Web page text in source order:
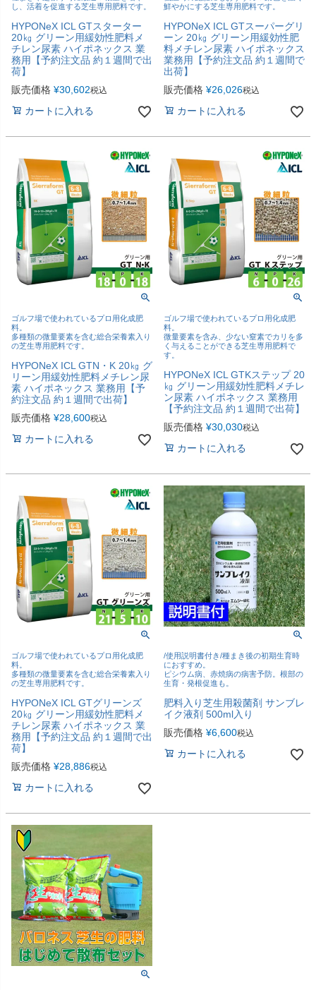
し、活着を促進する芝生専用肥料です。
HYPONeX ICL GTスターター
20㎏ グリーン用緩効性肥料メ
チレン尿素 ハイポネックス 業
務用【予約注文品 約１週間で出
荷】
販売価格 ¥30,602税込
カートに入れる
鮮やかにする芝生専用肥料です。
HYPONeX ICL GTスーパーグリ
ーン 20㎏ グリーン用緩効性肥
料メチレン尿素 ハイポネックス
業務用【予約注文品 約１週間で
出荷】
販売価格 ¥26,026税込
カートに入れる
ゴルフ場で使われているプロ用化成肥
料。
多種類の微量要素を含む総合栄養素入り
の芝生専用肥料です。
HYPONeX ICL GTN・K 20㎏ グ
リーン用緩効性肥料メチレン尿
素 ハイポネックス 業務用【予
約注文品 約１週間で出荷】
販売価格 ¥28,600税込
カートに入れる
ゴルフ場で使われているプロ用化成肥
料。
微量要素を含み、少ない窒素でカリを多
く与えることができる芝生専用肥料で
す。
HYPONeX ICL GTKステップ 20
㎏ グリーン用緩効性肥料メチレ
ン尿素 ハイポネックス 業務用
【予約注文品 約１週間で出荷】
販売価格 ¥30,030税込
カートに入れる
ゴルフ場で使われているプロ用化成肥
料。
多種類の微量要素を含む総合栄養素入り
の芝生専用肥料です。
HYPONeX ICL GTグリーンズ
20㎏ グリーン用緩効性肥料メ
チレン尿素 ハイポネックス 業
務用【予約注文品 約１週間で出
荷】
販売価格 ¥28,886税込
カートに入れる
/使用説明書付き/種まき後の初期生育時
におすすめ。
ピシウム病、赤焼病の病害予防。根部の
生育・発根促進も。
肥料入り芝生用殺菌剤 サンブレ
イク液剤 500ml入り
販売価格 ¥6,600税込
カートに入れる